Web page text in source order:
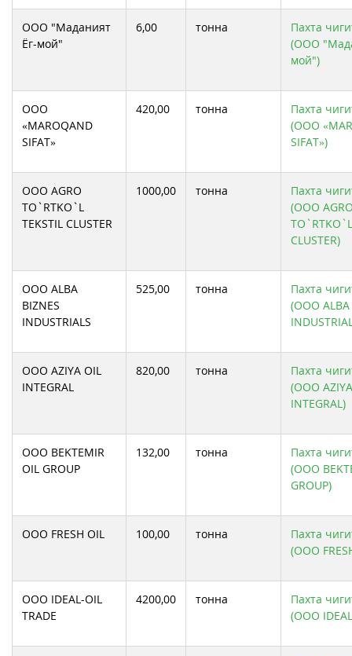
ООО "Маданият
Ёг-мой"
6,00 тонна
Пахта
(ООО
мой")
ООО
«MAROQAND
SIFAT»
420,00 тонна
Пахта
(ООО
SIFAT»)
ООО AGRO
TO`RTKO`L
TEKSTIL CLUSTER
1000,00 тонна
Пахта
(ООО
CLUSTER)
ООО ALBA
BIZNES
INDUSTRIALS
525,00 тонна
Пахта
(ООО ALBA
ООО AZIYA OIL
INTEGRAL
820,00 тонна
Пахта
(ООО
INTEGRAL)
ООО BEKTEMIR
OIL GROUP
132,00 тонна
Пахта
(ООО
GROUP)
ООО FRESH OIL 100,00 тонна
Пахта
(ООО
ООО IDEAL-OIL
TRADE
4200,00 тонна
Пахта
(ООО